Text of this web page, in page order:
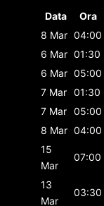
Data
Ora
8 Mar 04:00
6 Mar 01:30
6 Mar 05:00
7 Mar 01:30
7 Mar 05:00
8 Mar 04:00
15
Mar
07:00
13
Mar
03:30